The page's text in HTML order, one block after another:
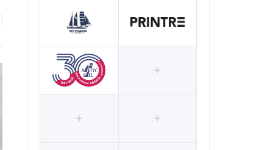
ulubionych